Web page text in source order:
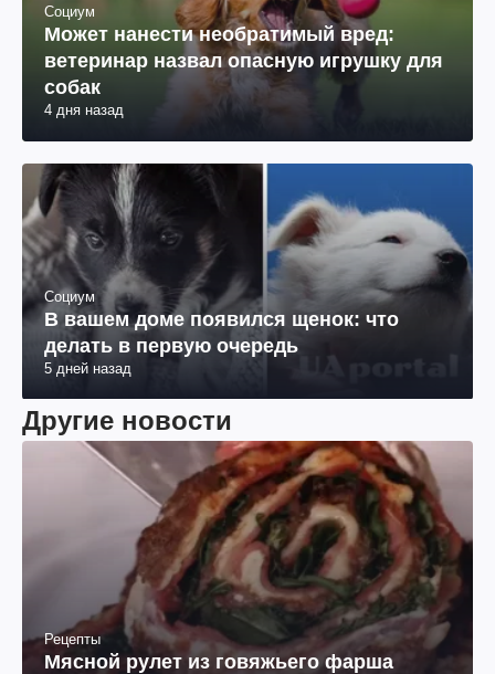
Социум
Может нанести необратимый вред:
ветеринар назвал опасную игрушку для
собак
4 дня назад
Социум
В вашем доме появился щенок: что
делать в первую очередь
5 дней назад
Другие новости
Рецепты
Мясной рулет из говяжьего фарша